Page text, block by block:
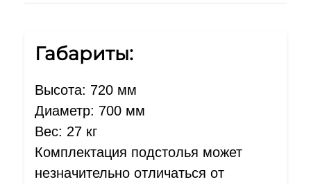
Габариты:
Высота: 720 мм
Диаметр: 700 мм
Вес: 27 кг
Комплектация подстолья может
незначительно отличаться от